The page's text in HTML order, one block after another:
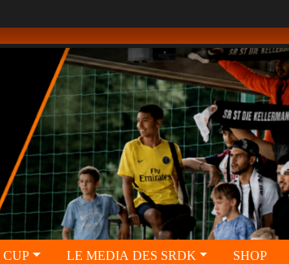
LE MEDIA DES SRDK SHOP